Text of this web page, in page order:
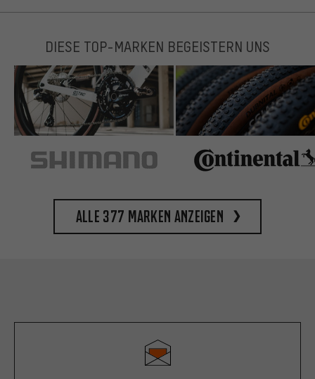
DIESE TOP-MARKEN BEGEISTERN UNS
Alle 377 Marken anzeigen